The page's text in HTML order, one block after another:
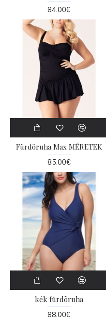
84.00€
Fürdõruha Max MÉRETEK
85.00€
kék fürdõruha
88.00€